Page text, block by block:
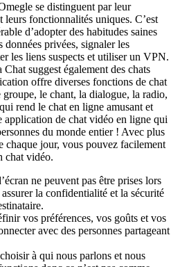
se distinguent par leur
fonctionnalités uniques. C’est
d’adopter des habitudes saines
données privées, signaler les
les liens suspects et utiliser un VPN.
suggest également des chats
offre diverses fonctions de chat
groupe, le chant, la dialogue, la radio,
rend le chat en ligne amusant et
application de chat vidéo en ligne qui
du monde entier ! Avec plus
chaque jour, vous pouvez facilement
chat vidéo.
ne peuvent pas être prises lors
la confidentialité et la sécurité
vos préférences, vos goûts et vos
avec des personnes partageant
à qui nous parlons et nous